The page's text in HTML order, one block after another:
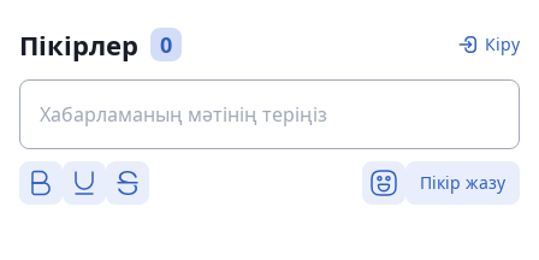
Пікірлер 0 Кіру
Пікір жазу